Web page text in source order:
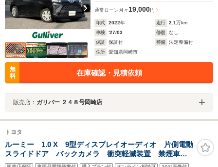
通常ローン 月々19,000円
年式 2022年 走行 2.1万km
車検
'27/03 修復
なし
保証
保証付 整備
法定整備付
住所
愛知県岡崎市
無
料
在庫確認・見積依頼
販売店： ガリバー ２４８号岡崎店
トヨタ
ルーミー 1.0 X 9型ディスプレイオーディオ 片側電動
スライドドア バックカメラ 衝突軽減装置 禁煙車
ドラレコ コーナーセンサー スマートキー ETC オ